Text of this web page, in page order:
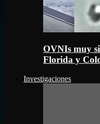
OVNIs muy
Florida y
Investigaciones